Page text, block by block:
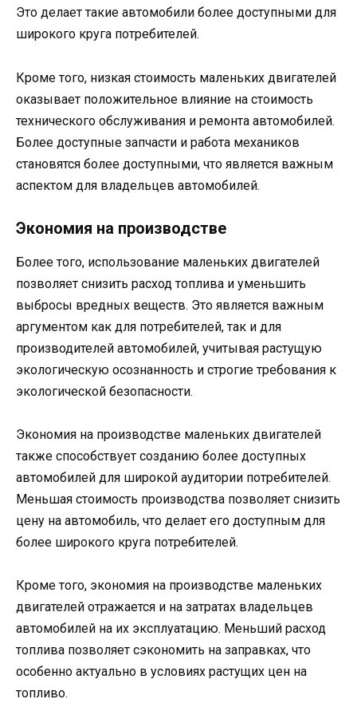
Это делает такие автомобили более доступными для
широкого круга потребителей.
Кроме того, низкая стоимость маленьких двигателей
оказывает положительное влияние на стоимость
технического обслуживания и ремонта автомобилей.
Более доступные запчасти и работа механиков
становятся более доступными, что является важным
аспектом для владельцев автомобилей.
Экономия на производстве
Более того, использование маленьких двигателей
позволяет снизить расход топлива и уменьшить
выбросы вредных веществ. Это является важным
аргументом как для потребителей, так и для
производителей автомобилей, учитывая растущую
экологическую осознанность и строгие требования к
экологической безопасности.
Экономия на производстве маленьких двигателей
также способствует созданию более доступных
автомобилей для широкой аудитории потребителей.
Меньшая стоимость производства позволяет снизить
цену на автомобиль, что делает его доступным для
более широкого круга потребителей.
Кроме того, экономия на производстве маленьких
двигателей отражается и на затратах владельцев
автомобилей на их эксплуатацию. Меньший расход
топлива позволяет сэкономить на заправках, что
особенно актуально в условиях растущих цен на
топливо.